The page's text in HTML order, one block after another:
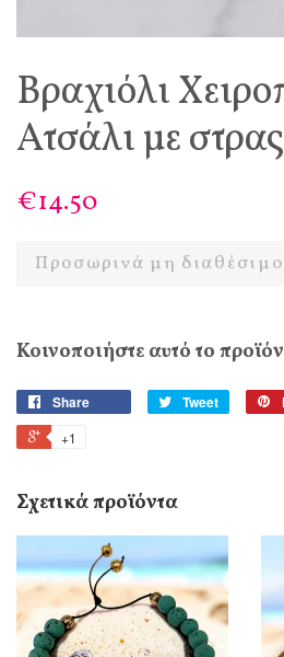
Βραχιόλι
Ατσάλι με
€14.50
Προσωρινά μη
Κοινοποιήστε αυτό το
Share Tweet
+1
Σχετικά προϊόντα